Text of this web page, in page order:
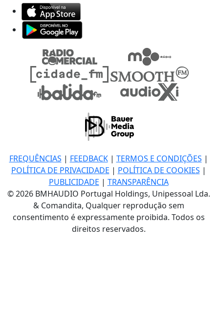
FREQUÊNCIAS | FEEDBACK| TERMOS E CONDIÇÕES |
POLÍTICA DE PRIVACIDADE | POLÍTICA DE COOKIES |
PUBLICIDADE | TRANSPARÊNCIA
© 2026 BMHAUDIO Portugal Holdings, Unipessoal Lda.
& Comandita, Qualquer reprodução sem
consentimento é expressamente proibida. Todos os
direitos reservados.